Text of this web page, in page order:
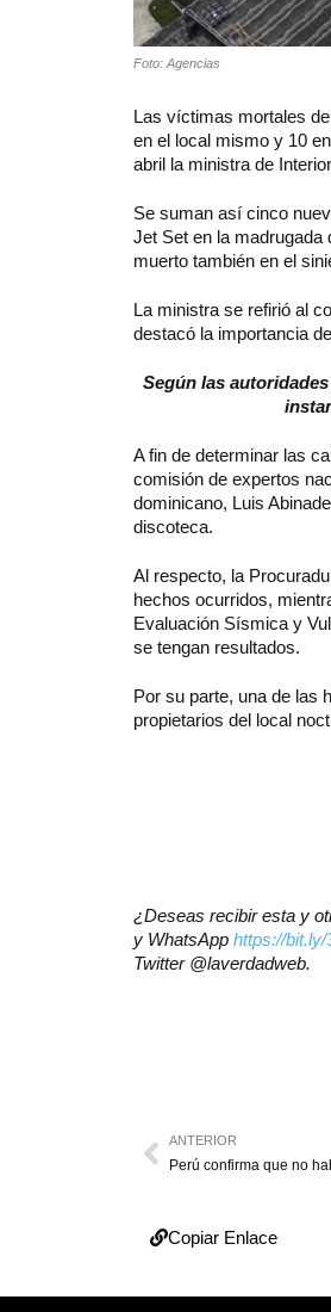
Foto: Agencias
Las víctimas mortales
en el local mismo y 10
abril la ministra de
Se suman así cinco
Jet Set en la madrugada
muerto también en el
La ministra se refirió al
destacó la importancia
Según las
A fin de determinar las
comisión de expertos
dominicano, Luis
discoteca.
Al respecto, la
hechos ocurridos,
Evaluación Sísmica y
se tengan resultados.
Por su parte, una de las
propietarios del local
¿Deseas recibir esta y
y WhatsApp https://
Twitter @laverdadweb.
ANTERIOR
Copiar Enlace